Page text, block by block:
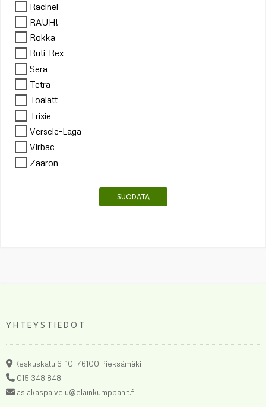
Racinel
RAUH!
Rokka
Ruti-Rex
Sera
Tetra
Toalätt
Trixie
Versele-Laga
Virbac
Zaaron
SUODATA
YHTEYSTIEDOT
Keskuskatu 6-10, 76100 Pieksämäki
015 348 848
asiakaspalvelu@elainkumppanit.fi